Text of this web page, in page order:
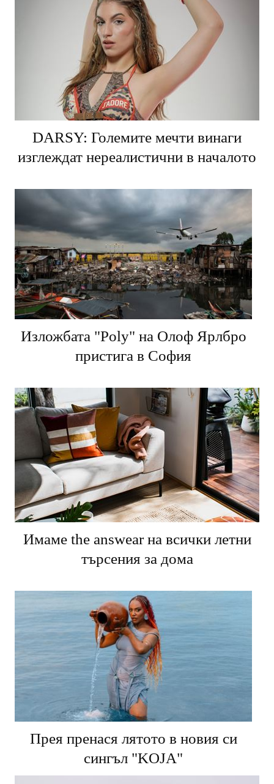
DARSY: Големите мечти винаги
изглеждат нереалистични в началото
Изложбата "Poly" на Олоф Ярлбро
пристига в София
Имаме the answear на всички летни
търсения за дома
Прея пренася лятото в новия си
сингъл "KOJA"